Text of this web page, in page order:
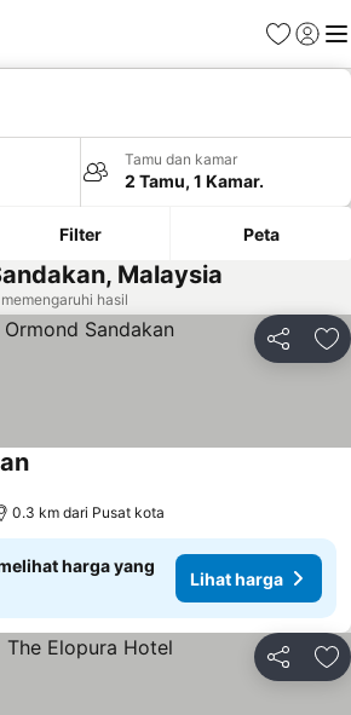
FavoritLogin
Tamu dan kamar
2 Tamu, 1 Kamar.
Filter Peta
Malaysia
hasil
Bagikan
Lihat harga
0.3 km dari Pusat kota
harga yang
Lihat harga
Bagikan